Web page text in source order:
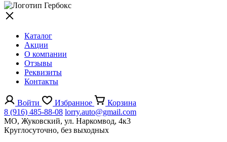
Каталог
Акции
О компании
Отзывы
Реквизиты
Контакты
Войти Избранное
Корзина
8 (916) 485-88-08 lorry.auto@gmail.com
МО, Жуковский, ул. Наркомвод, 4к3
Круглосуточно, без выходных